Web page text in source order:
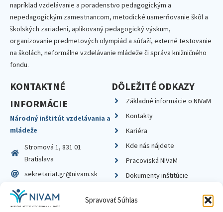
Spravovať Súhlas
napríklad vzdelávanie a poradenstvo pedagogickým a
nepedagogickým zamestnancom, metodické usmerňovanie škôl a
školských zariadení, aplikovaný pedagogický výskum,
organizovanie predmetových olympiád a súťaží, externé testovanie
na školách, neformálne vzdelávanie mládeže či správa knižničného
fondu.
KONTAKTNÉ
INFORMÁCIE
Národný inštitút vzdelávania a
mládeže
Stromová 1, 831 01
Bratislava
sekretariat.gr@nivam.sk
IČO: 00164348
DIČ: 2020798714
DÔLEŽITÉ ODKAZY
Základné informácie o NIVaM
Kontakty
Kariéra
Kde nás nájdete
Pracoviská NIVaM
Dokumenty inštitúcie